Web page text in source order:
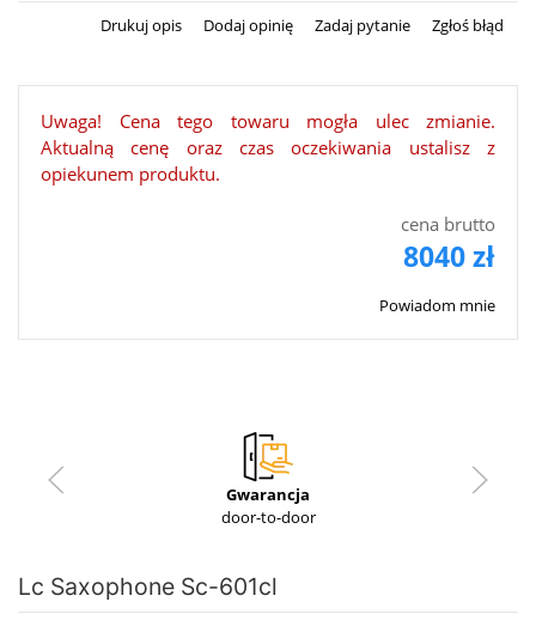
Drukuj opis Dodaj opinię Zadaj pytanie Zgłoś błąd
Uwaga! Cena tego towaru mogła ulec zmianie.
Aktualną cenę oraz czas oczekiwania ustalisz z
opiekunem produktu.
cena brutto
8040 zł
Powiadom mnie
Gwarancja
door-to-door
Lc Saxophone Sc-601cl